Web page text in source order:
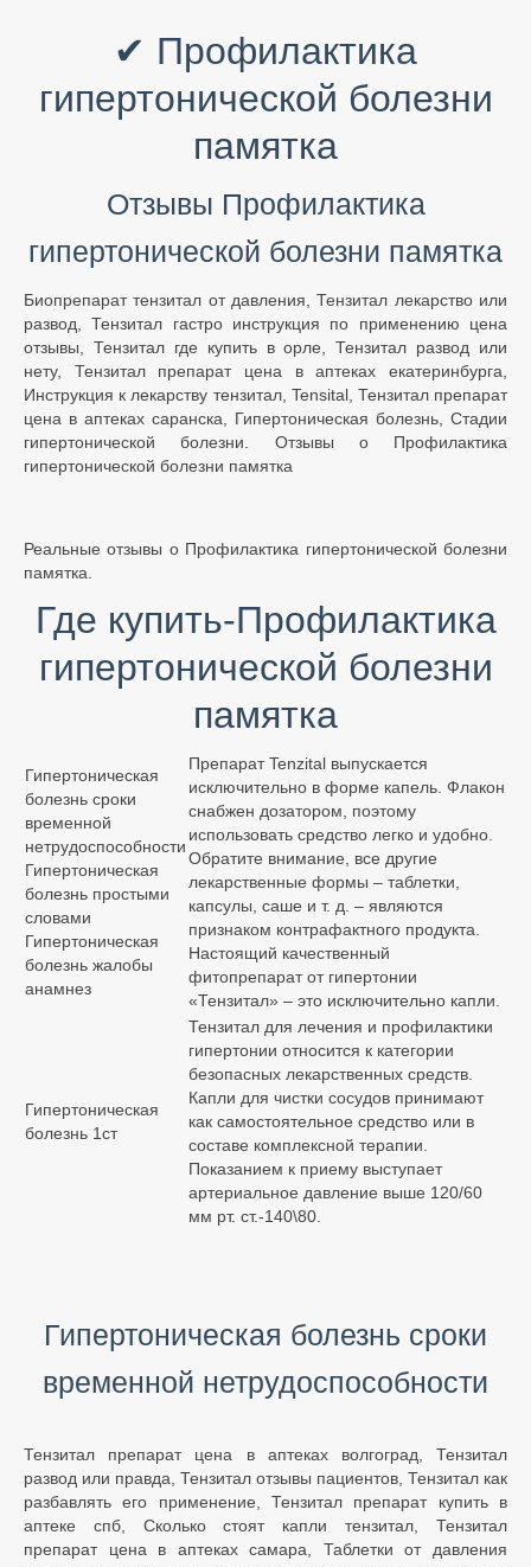
✔ Профилактика
гипертонической болезни
памятка
Отзывы Профилактика
гипертонической болезни памятка
Биопрепарат тензитал от давления, Тензитал лекарство или
развод, Тензитал гастро инструкция по применению цена
отзывы, Тензитал где купить в орле, Тензитал развод или
нету, Тензитал препарат цена в аптеках екатеринбурга,
Инструкция к лекарству тензитал, Tensital, Тензитал препарат
цена в аптеках саранска, Гипертоническая болезнь, Стадии
гипертонической болезни. Отзывы о Профилактика
гипертонической болезни памятка
Реальные отзывы о Профилактика гипертонической болезни
памятка.
Где купить-Профилактика
гипертонической болезни
памятка
Гипертоническая
болезнь сроки
временной
нетрудоспособности
Гипертоническая
болезнь простыми
словами
Гипертоническая
болезнь жалобы
анамнез
Препарат Tenzital выпускается
исключительно в форме капель. Флакон
снабжен дозатором, поэтому
использовать средство легко и удобно.
Обратите внимание, все другие
лекарственные формы – таблетки,
капсулы, саше и т. д. – являются
признаком контрафактного продукта.
Настоящий качественный
фитопрепарат от гипертонии
«Тензитал» – это исключительно капли.
Гипертоническая
болезнь 1ст
Тензитал для лечения и профилактики
гипертонии относится к категории
безопасных лекарственных средств.
Капли для чистки сосудов принимают
как самостоятельное средство или в
составе комплексной терапии.
Показанием к приему выступает
артериальное давление выше 120/60
мм рт. ст.-140\80.
Гипертоническая болезнь сроки
временной нетрудоспособности
Тензитал препарат цена в аптеках волгоград, Тензитал
развод или правда, Тензитал отзывы пациентов, Тензитал как
разбавлять его применение, Тензитал препарат купить в
аптеке спб, Сколько стоят капли тензитал, Тензитал
препарат цена в аптеках самара, Таблетки от давления